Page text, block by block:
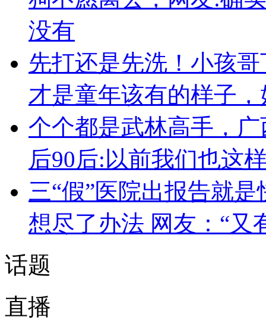
没有
先打还是先洗！小孩
才是童年该有的样子
个个都是武林高手，
后90后:以前我们也这
三“假”医院出报告就
想尽了办法 网友：“又
话题
直播